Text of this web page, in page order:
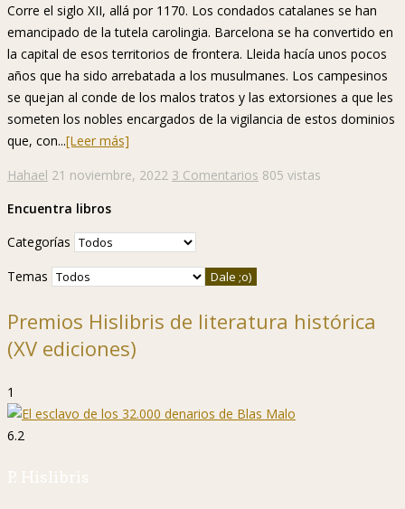
Corre el siglo XII, allá por 1170. Los condados catalanes se han
emancipado de la tutela carolingia. Barcelona se ha convertido en
la capital de esos territorios de frontera. Lleida hacía unos pocos
años que ha sido arrebatada a los musulmanes. Los campesinos
se quejan al conde de los malos tratos y las extorsiones a que les
someten los nobles encargados de la vigilancia de estos dominios
que, con...[Leer más]
Hahael 21 noviembre, 2022 3 Comentarios 805 vistas
Encuentra libros
Categorías
Temas
Premios Hislibris de literatura histórica
(XV ediciones)
1
6.2
P. Hislibris